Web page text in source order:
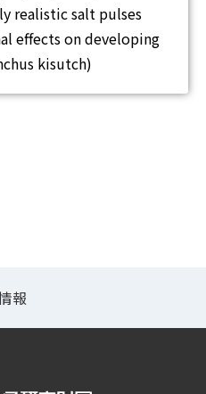
realistic salt pulses
effects on developing
kisutch)
報